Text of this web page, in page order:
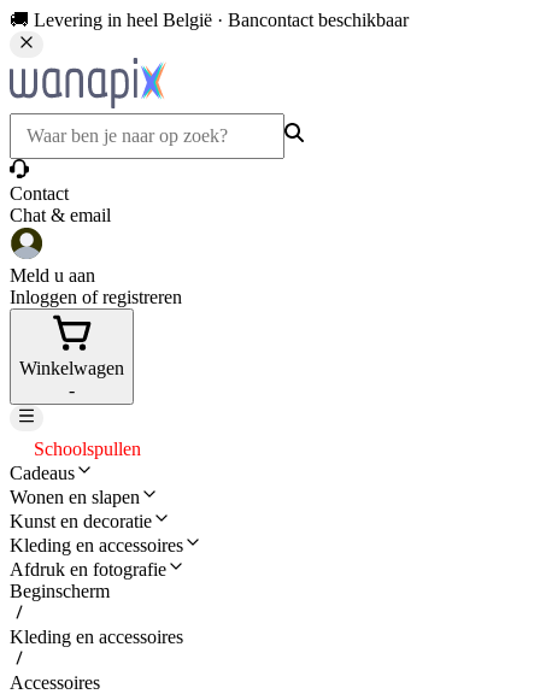
🚚 Levering in heel België · Bancontact beschikbaar
Contact
Chat & email
Meld u aan
Inloggen of registreren
Winkelwagen
-
Schoolspullen
Cadeaus
Wonen en slapen
Kunst en decoratie
Kleding en accessoires
Afdruk en fotografie
Beginscherm
Kleding en accessoires
Accessoires